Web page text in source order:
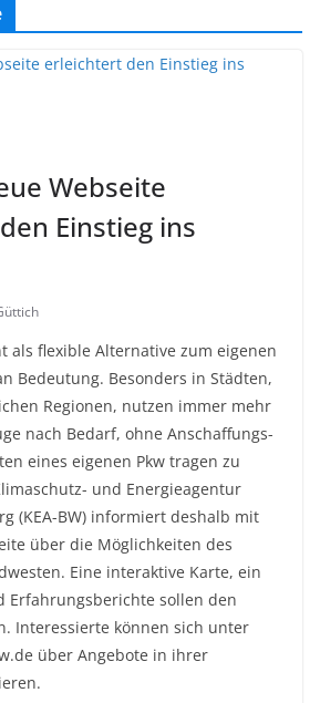
Webseite
Einstieg ins
als flexible Alternative zum eigenen
Bedeutung. Besonders in Städten,
Regionen, nutzen immer mehr
nach Bedarf, ohne Anschaffungs-
eines eigenen Pkw tragen zu
und Energieagentur
(KEA-BW) informiert deshalb mit
über die Möglichkeiten des
Eine interaktive Karte, ein
Erfahrungsberichte sollen den
Interessierte können sich unter
über Angebote in ihrer